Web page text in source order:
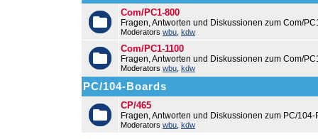
Com/PC1-800
Fragen, Antworten und Diskussionen zum Com/
Moderators wbu kdw
Com/PC1-1100
Fragen, Antworten und Diskussionen zum Com/
Moderators wbu kdw
PC/104-Boards
CP/465
Fragen, Antworten und Diskussionen zum PC/
Moderators wbu kdw